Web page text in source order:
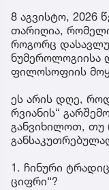
8 აგვისტო, 2026
თარიღია,
როგორც
ნუმეროლოგიისა
ფილოსოფიის
ეს არის დღე,
რვიანის“
განვიხილოთ, თუ
1. ჩინური
ციფრი“?